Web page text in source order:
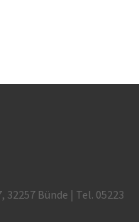
32257 Bünde | Tel. 05223